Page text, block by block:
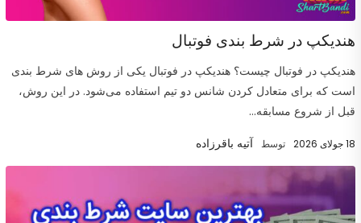
هندیکپ در شرط بندی فوتبال
هندیکپ در فوتبال چیست؟ هندیکپ در فوتبال یکی از روش های شرط بندی
است که برای متعادل کردن شانس دو تیم استفاده می‌شود. در این روش،
قبل از شروع مسابقه...
18 جولای 2026 توسط آتیه باقرزاده